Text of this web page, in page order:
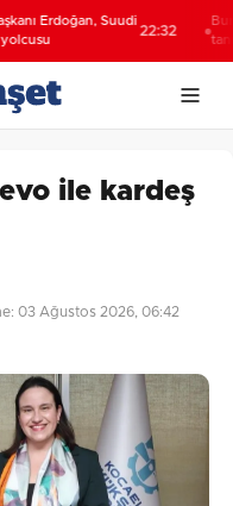
Erdoğan, Suudi
ile kardeş
03 Ağustos 2026, 06:42